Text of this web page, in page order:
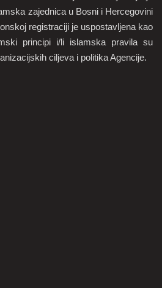
zajednica u Bosni i Hercegovini
registraciji je uspostavljena kao
principi i/li islamska pravila su
ciljeva i politika Agencije.